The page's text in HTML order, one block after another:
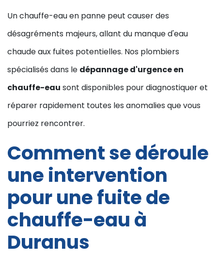
Un chauffe-eau en panne peut causer des
désagréments majeurs, allant du manque d'eau
chaude aux fuites potentielles. Nos plombiers
spécialisés dans le dépannage d'urgence en
chauffe-eau sont disponibles pour diagnostiquer et
réparer rapidement toutes les anomalies que vous
pourriez rencontrer.
Comment se déroule
une intervention
pour une fuite de
chauffe-eau à
Duranus